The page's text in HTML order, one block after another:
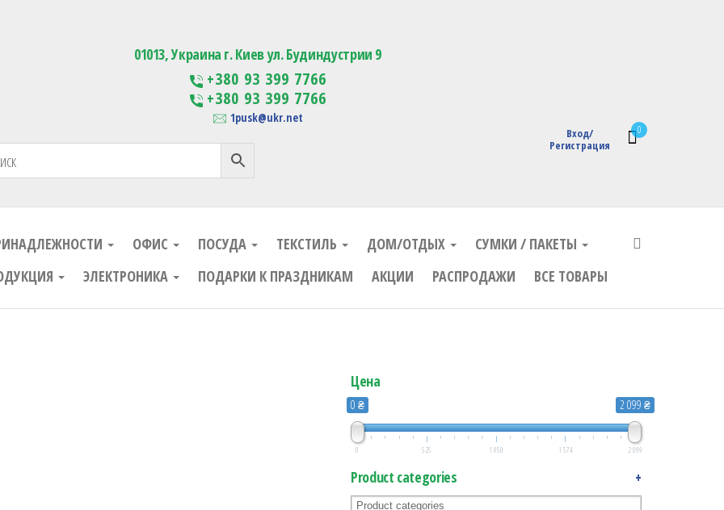
Изготовление сувенирной продукции с логотипом
0
Вход/
Регистрация
01013, Украина г. Киев ул. Будиндустрии 9
+380 93 399 7766
+380 93 399 7766
1pusk@ukr.net
ОФИС ПОСУДА ТЕКСТИЛЬ ДОМ/ОТДЫХ
СУМКИ / ПАКЕТЫ
ЭЛЕКТРОНИКА ПОДАРКИ К ПРАЗДНИКАМ АКЦИИ РАСПРОДАЖИ ВСЕ ТОВАРЫ
Цена
0 ₴ 2 099 ₴
0 525 1 050 1 574 2 099
Product categories +